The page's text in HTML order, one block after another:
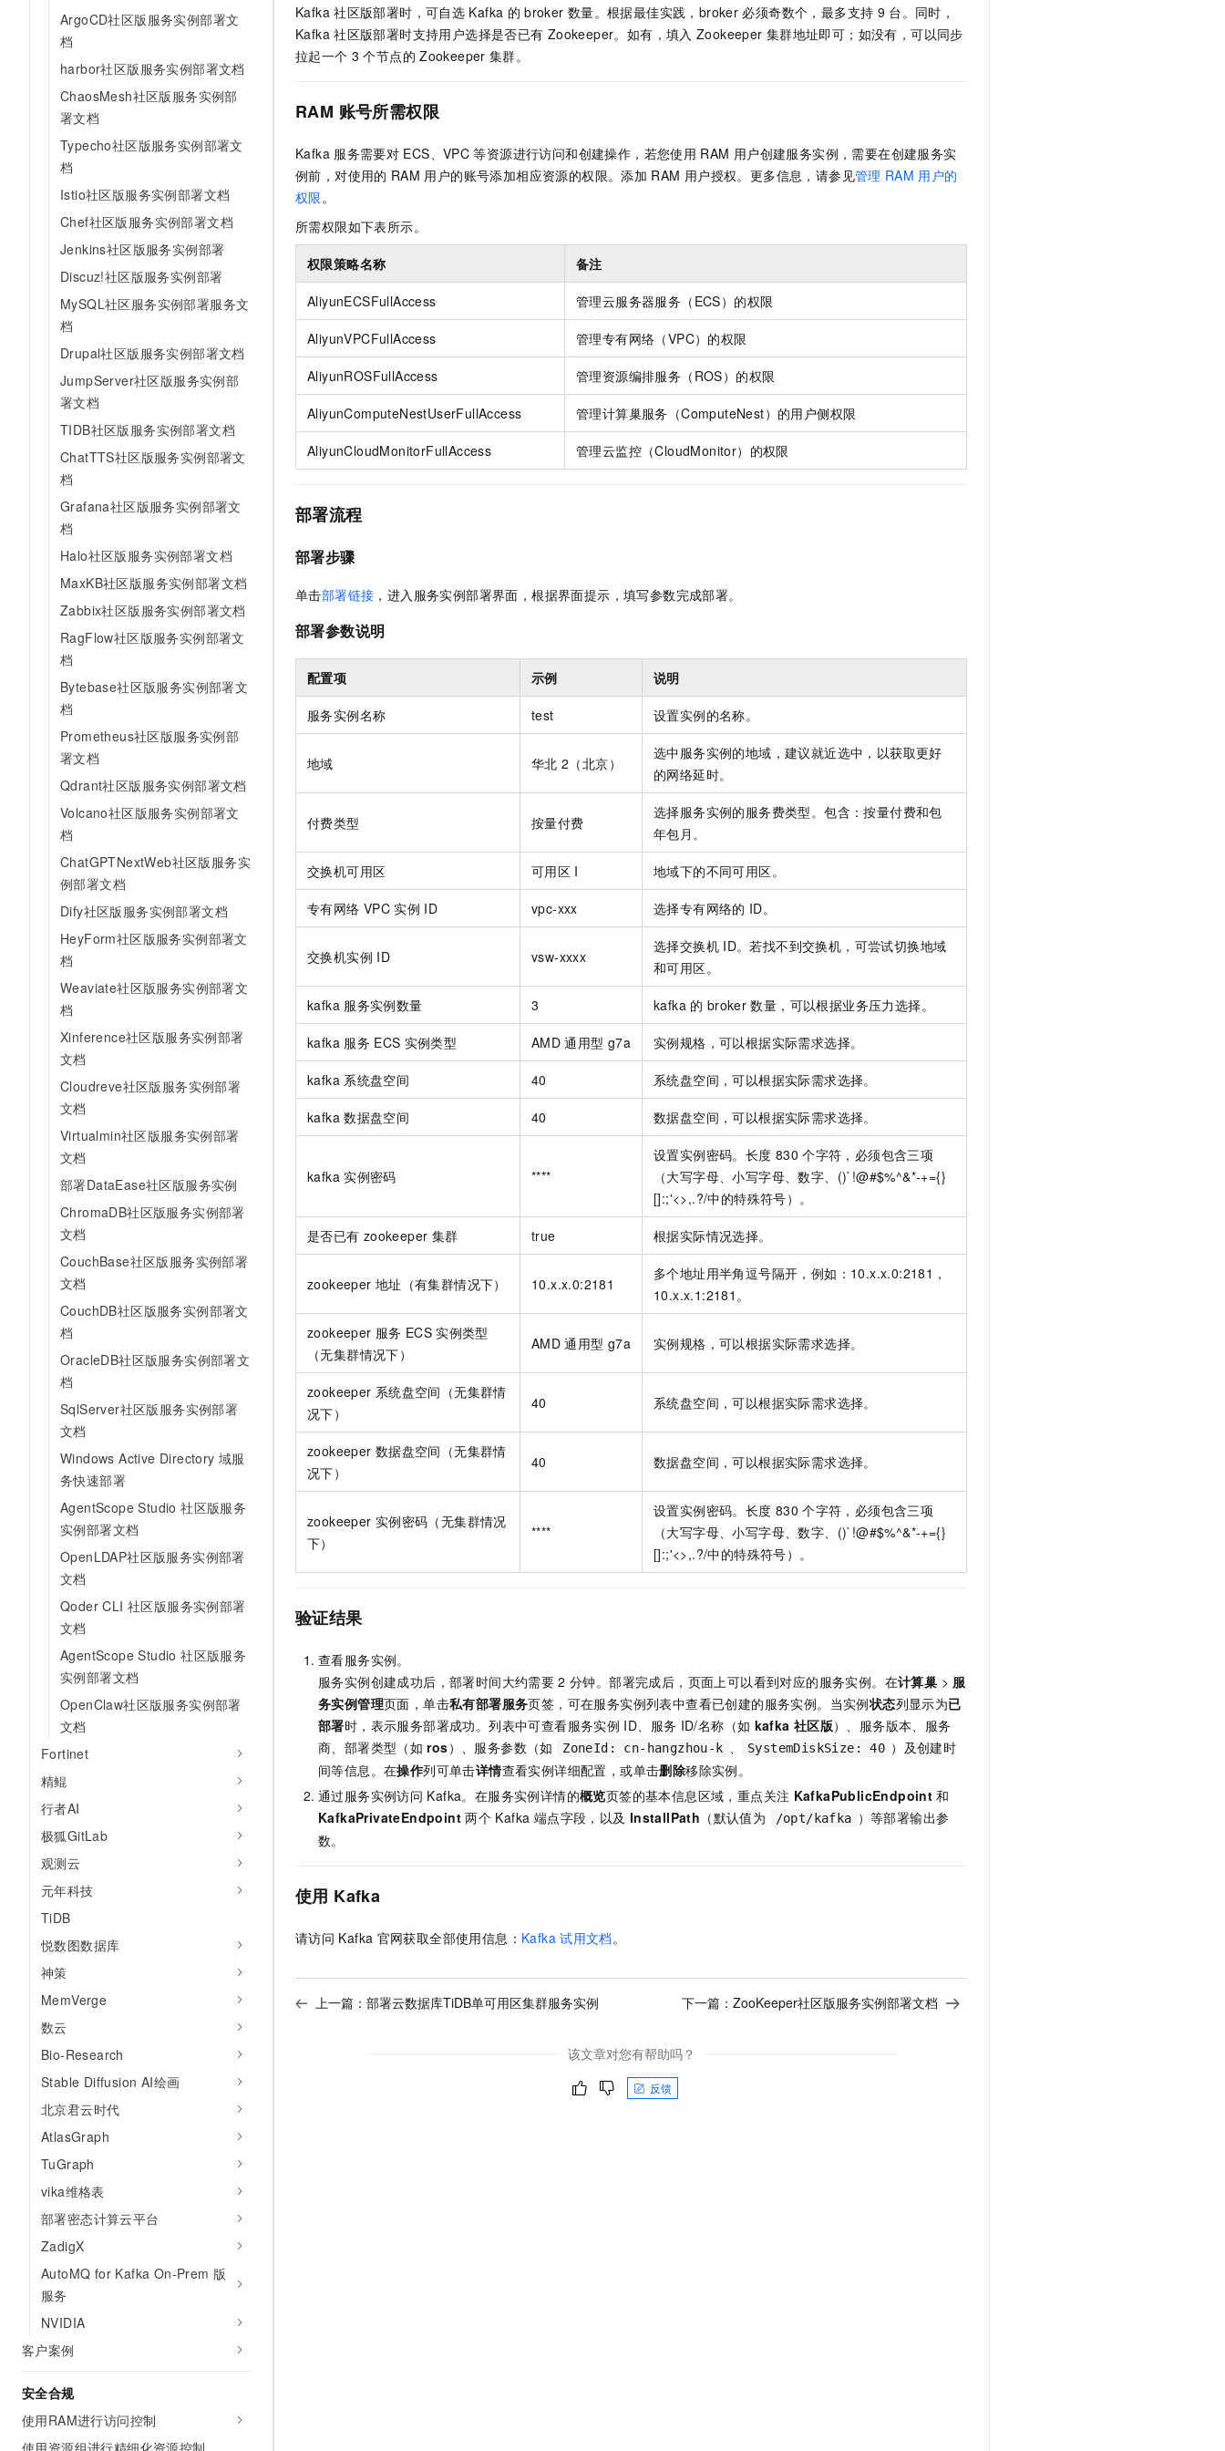
ArgoCD社区版服务实例部署文
档
harbor社区版服务实例部署文档
ChaosMesh社区版服务实例部
署文档
Typecho社区版服务实例部署文
档
Istio社区版服务实例部署文档
Chef社区版服务实例部署文档
Jenkins社区版服务实例部署
Discuz!社区版服务实例部署
MySQL社区服务实例部署服务文
档
Drupal社区版服务实例部署文档
JumpServer社区版服务实例部
署文档
TIDB社区版服务实例部署文档
ChatTTS社区版服务实例部署文
档
Grafana社区版服务实例部署文
档
Halo社区版服务实例部署文档
MaxKB社区版服务实例部署文档
Zabbix社区版服务实例部署文档
RagFlow社区版服务实例部署文
档
Bytebase社区版服务实例部署文
档
Prometheus社区版服务实例部
署文档
Qdrant社区版服务实例部署文档
Volcano社区版服务实例部署文
档
ChatGPTNextWeb社区版服务实
例部署文档
Dify社区版服务实例部署文档
HeyForm社区版服务实例部署文
档
Weaviate社区版服务实例部署文
档
Xinference社区版服务实例部署
文档
Cloudreve社区版服务实例部署
文档
Virtualmin社区版服务实例部署
文档
部署DataEase社区版服务实例
ChromaDB社区版服务实例部署
文档
CouchBase社区版服务实例部署
文档
CouchDB社区版服务实例部署文
档
OracleDB社区版服务实例部署文
档
SqlServer社区版服务实例部署
文档
Windows Active Directory 域服
务快速部署
AgentScope Studio 社区版服务
实例部署文档
OpenLDAP社区版服务实例部署
文档
Qoder CLI 社区版服务实例部署
文档
AgentScope Studio 社区版服务
实例部署文档
OpenClaw社区版服务实例部署
文档
Fortinet
精鲲
行者AI
极狐GitLab
观测云
元年科技
TiDB
悦数图数据库
神策
MemVerge
数云
Bio-Research
Stable Diffusion AI绘画
北京君云时代
AtlasGraph
TuGraph
vika维格表
部署密态计算云平台
ZadigX
AutoMQ for Kafka On-Prem 版
服务
NVIDIA
客户案例
安全合规
使用RAM进行访问控制
使用资源组进行精细化资源控制
Kafka 社区版部署时，可自选 Kafka 的 broker 数量。根据最佳实践，broker 必须奇数个，最多支持 9 台。同时，
Kafka 社区版部署时支持用户选择是否已有 Zookeeper。如有，填入 Zookeeper 集群地址即可；如没有，可以同步
拉起一个 3 个节点的 Zookeeper 集群。
RAM 账号所需权限
Kafka 服务需要对 ECS、VPC 等资源进行访问和创建操作，若您使用 RAM 用户创建服务实例，需要在创建服务实
例前，对使用的 RAM 用户的账号添加相应资源的权限。添加 RAM 用户授权。更多信息，请参见管理 RAM 用户的
权限。
所需权限如下表所示。
权限策略名称 备注
AliyunECSFullAccess 管理云服务器服务（ECS）的权限
AliyunVPCFullAccess 管理专有网络（VPC）的权限
AliyunROSFullAccess 管理资源编排服务（ROS）的权限
AliyunComputeNestUserFullAccess 管理计算巢服务（ComputeNest）的用户侧权限
AliyunCloudMonitorFullAccess 管理云监控（CloudMonitor）的权限
部署流程
部署步骤
单击部署链接 ，进入服务实例部署界面，根据界面提示，填写参数完成部署。
部署参数说明
配置项 示例 说明
服务实例名称 test 设置实例的名称。
地域 华北 2（北京）
选中服务实例的地域，建议就近选中，以获取更好
的网络延时。
付费类型 按量付费
选择服务实例的服务费类型。包含：按量付费和包
年包月。
交换机可用区 可用区 I 地域下的不同可用区。
专有网络 VPC 实例 ID vpc-xxx 选择专有网络的 ID。
交换机实例 ID vsw-xxxx
选择交换机 ID。若找不到交换机，可尝试切换地域
和可用区。
kafka 服务实例数量 3 kafka 的 broker 数量，可以根据业务压力选择。
kafka 服务 ECS 实例类型 AMD 通用型 g7a 实例规格，可以根据实际需求选择。
kafka 系统盘空间 40 系统盘空间，可以根据实际需求选择。
kafka 数据盘空间 40 数据盘空间，可以根据实际需求选择。
kafka 实例密码 ****
设置实例密码。长度 830 个字符，必须包含三项
（大写字母、小写字母、数字、()`!@#$%^&*-+={}
[]:;'<>,.?/中的特殊符号）。
是否已有 zookeeper 集群 true 根据实际情况选择。
zookeeper 地址（有集群情况下） 10.x.x.0:2181
多个地址用半角逗号隔开，例如：10.x.x.0:2181，
10.x.x.1:2181。
zookeeper 服务 ECS 实例类型
（无集群情况下）
AMD 通用型 g7a 实例规格，可以根据实际需求选择。
zookeeper 系统盘空间（无集群情
况下）
40 系统盘空间，可以根据实际需求选择。
zookeeper 数据盘空间（无集群情
况下）
40 数据盘空间，可以根据实际需求选择。
zookeeper 实例密码（无集群情况
下）
****
设置实例密码。长度 830 个字符，必须包含三项
（大写字母、小写字母、数字、()`!@#$%^&*-+={}
[]:;'<>,.?/中的特殊符号）。
验证结果
查看服务实例。
服务实例创建成功后，部署时间大约需要 2 分钟。部署完成后，页面上可以看到对应的服务实例。在计算巢 > 服
务实例管理页面，单击私有部署服务页签，可在服务实例列表中查看已创建的服务实例。当实例状态列显示为已
部署时，表示服务部署成功。列表中可查看服务实例 ID、服务 ID/名称（如 kafka 社区版）、服务版本、服务
商、部署类型（如 ros）、服务参数（如 ZoneId: cn-hangzhou-k 、 SystemDiskSize: 40 ）及创建时
间等信息。在操作列可单击详情查看实例详细配置，或单击删除移除实例。
通过服务实例访问 Kafka。在服务实例详情的概览页签的基本信息区域，重点关注 KafkaPublicEndpoint 和
KafkaPrivateEndpoint 两个 Kafka 端点字段，以及 InstallPath （默认值为 /opt/kafka ）等部署输出参
数。
使用 Kafka
请访问 Kafka 官网获取全部使用信息： Kafka 试用文档。
上一篇： 部署云数据库TiDB单可用区集群服务实例 下一篇： ZooKeeper社区版服务实例部署文档
该文章对您有帮助吗？
反馈
10 分钟在聊天系统中增加一个 AI 助手
在企业官网、通讯软件中为客户提供 AI 客服
即刻拥有 DeepSeek-R1 满血版
多种方案随心选，轻松解锁专属 DeepSeek
超强辅助，Bolt.diy 一步搞定创意建站
通过自然语言交互简化开发流程,全栈开发支持
专有云